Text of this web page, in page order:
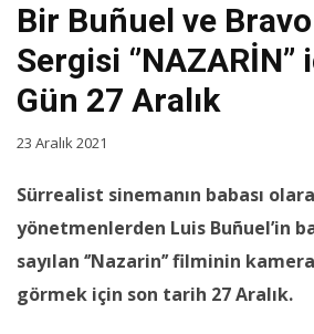
Bir Buñuel ve
Sergisi
Gün 27 Aralık
23 Aralık 2021
Sürrealist sinemanın babası
yönetmenlerden Luis Buñuel’in
sayılan ‘’Nazarin’’ filminin
görmek için son tarih 27 Aralık.